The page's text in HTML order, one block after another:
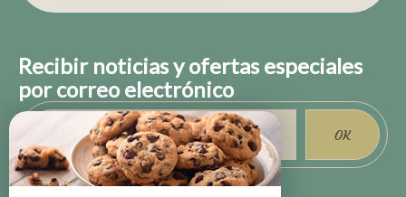
Recibir noticias y ofertas especiales
por correo electrónico
OK